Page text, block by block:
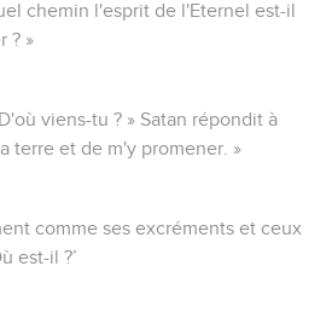
chemin l'esprit de l'Eternel est-il
? »
viens-tu ? » Satan répondit à
terre et de m'y promener. »
comme ses excréments et ceux
est-il ?’